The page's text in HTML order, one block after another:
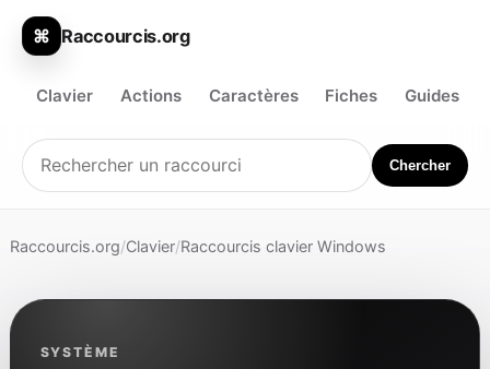
⌘ Raccourcis.org
Clavier Actions Caractères Fiches Guides
Chercher
Raccourcis.org/Clavier/Raccourcis clavier Windows
SYSTÈME